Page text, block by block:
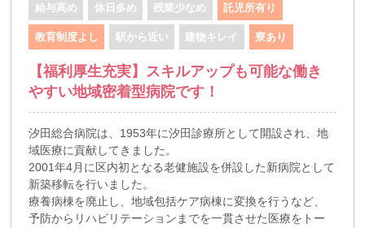
給与高め 休日多め 残業少なめ 託児所有り
教育制度よし 駅から近い 建物キレイ 寮あり
【福利厚生充実】スキルアップも可能な働き
やすい地域密着型病院です！
汐田総合病院は、1953年に汐田診療所として開設され、地
域医療に貢献してきました。
2001年4月に区内初となる老健施設を併設した新病院として
新築移転を行いました。
療養病棟を廃止し、地域包括ケア病棟に変換を行うなど、
予防からリハビリテーションまでを一貫させた医療をトー